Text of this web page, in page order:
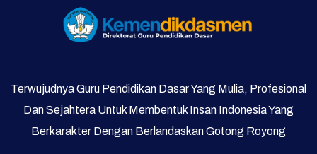
Terwujudnya Guru Pendidikan Dasar Yang Mulia, Profesional
Dan Sejahtera Untuk Membentuk Insan Indonesia Yang
Berkarakter Dengan Berlandaskan Gotong Royong